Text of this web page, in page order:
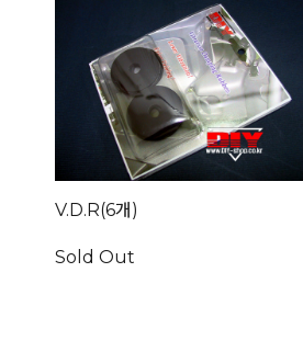
V.D.R(6개)
Sold Out